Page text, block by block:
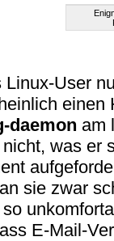
Linux-User
einen
daemon am
was er
sie zwar
E-Mail-